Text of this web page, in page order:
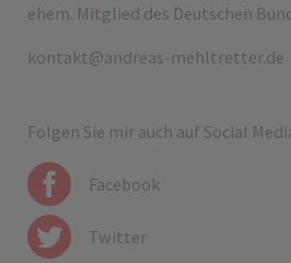
ehem. Mitglied des Deutschen
kontakt@andreas-mehltretter.de
Folgen Sie mir auch auf Social
Facebook
Twitter